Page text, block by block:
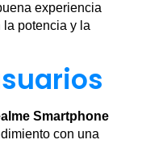
experiencia
la potencia y la
Smartphone
con una